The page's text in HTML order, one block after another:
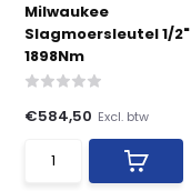
Milwaukee
Slagmoersleutel 1/2"
1898Nm
€584,50 Excl. btw